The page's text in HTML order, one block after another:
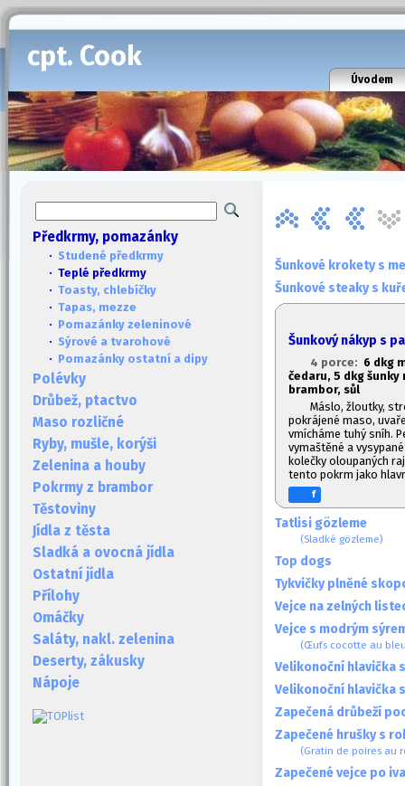
cpt. Cook
Úvodem
Předkrmy, pomazánky
· Studené předkrmy
· Teplé předkrmy
· Toasty, chlebíčky
· Tapas, mezze
· Pomazánky zeleninové
· Sýrové a tvarohové
· Pomazánky ostatní a dipy
Polévky
Drůbež, ptactvo
Maso rozličné
Ryby, mušle, korýši
Zelenina a houby
Pokrmy z brambor
Těstoviny
Jídla z těsta
Sladká a ovocná jídla
Ostatní jídla
Přílohy
Omáčky
Saláty, nakl. zelenina
Deserty, zákusky
Nápoje
Šunkové krokety s
Šunkové steaky s
Šunkový nákyp s
4 porce: 6 dkg
čedaru, 5 dkg šunky
brambor, sůl
Máslo, žloutky,
pokrájené maso,
vmícháme tuhý sníh.
vymaštěné a
kolečky oloupaných
tento pokrm jako
f
Tatlisi gözleme
(Sladké gözleme)
Top dogs
Tykvičky plněné
Vejce na zelných
Vejce s modrým
(Œufs cocotte au
Velikonoční hlavička
Velikonoční hlavička
Zapečená drůbeží
Zapečené hrušky s
(Gratin de poires au
Zapečené vejce po